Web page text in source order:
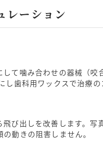
レーション
て噛み合わせの器械（咬
歯科用ワックスで治療の
び出しを改善します。写
動きの阻害しません。